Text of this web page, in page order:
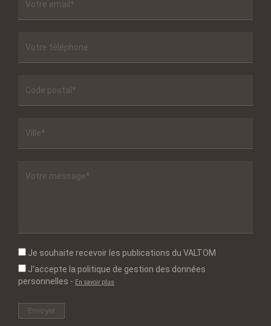
Je souhaite recevoir les publications du VALTOM
J'accepte la politique de gestion des données
personnelles - En savoir plus